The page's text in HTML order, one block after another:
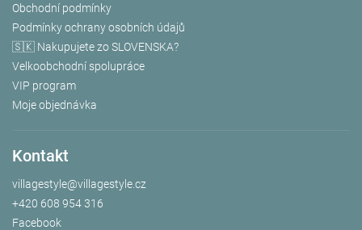
Obchodní podmínky
Podmínky ochrany osobních údajů
🇸🇰 Nakupujete zo SLOVENSKA?
Velkoobchodní spolupráce
VIP program
Moje objednávka
Kontakt
villagestyle@villagestyle.cz
+420 608 954 316
Facebook